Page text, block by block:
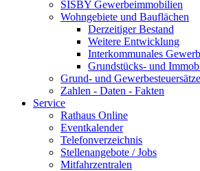
SISBY Gewerbeimmobilien
Wohngebiete und Bauflächen
Derzeitiger Bestand
Weitere Entwicklung
Interkommunales
Grundstücks- und
Grund- und
Zahlen - Daten - Fakten
Service
Rathaus Online
Eventkalender
Telefonverzeichnis
Stellenangebote / Jobs
Mitfahrzentralen